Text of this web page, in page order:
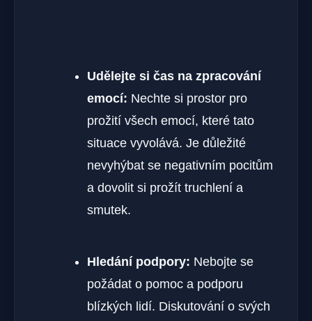
Udělejte si čas na zpracování
emocí: Nechte si prostor pro
prožití všech emocí, které tato
situace vyvolává. Je důležité
nevyhýbat se negativním pocitům
a dovolit si prožít truchlení a
smutek.
Hledání podpory: Nebojte se
požádat o pomoc a podporu
blízkých lidí. Diskutování o svých